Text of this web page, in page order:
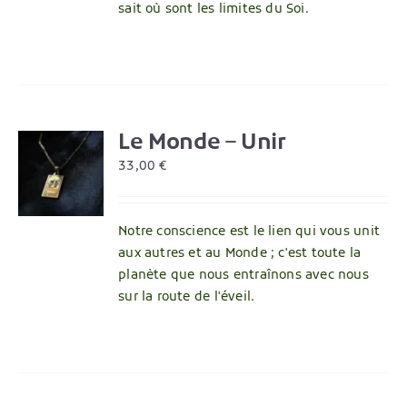
sait où sont les limites du Soi.
Le Monde – Unir
33,00€
Notre conscience est le lien qui vous unit
aux autres et au Monde ; c'est toute la
planète que nous entraînons avec nous
sur la route de l'éveil.